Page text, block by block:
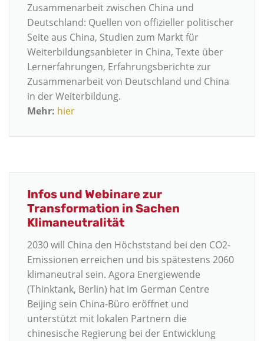
Zusammenarbeit zwischen China und
Deutschland: Quellen von offizieller politischer
Seite aus China, Studien zum Markt für
Weiterbildungsanbieter in China, Texte über
Lernerfahrungen, Erfahrungsberichte zur
Zusammenarbeit von Deutschland und China
in der Weiterbildung.
Mehr: hier
Infos und Webinare zur
Transformation in Sachen
Klimaneutralität
2030 will China den Höchststand bei den CO2-
Emissionen erreichen und bis spätestens 2060
klimaneutral sein. Agora Energiewende
(Thinktank, Berlin) hat im German Centre
Beijing sein China-Büro eröffnet und
unterstützt mit lokalen Partnern die
chinesische Regierung bei der Entwicklung